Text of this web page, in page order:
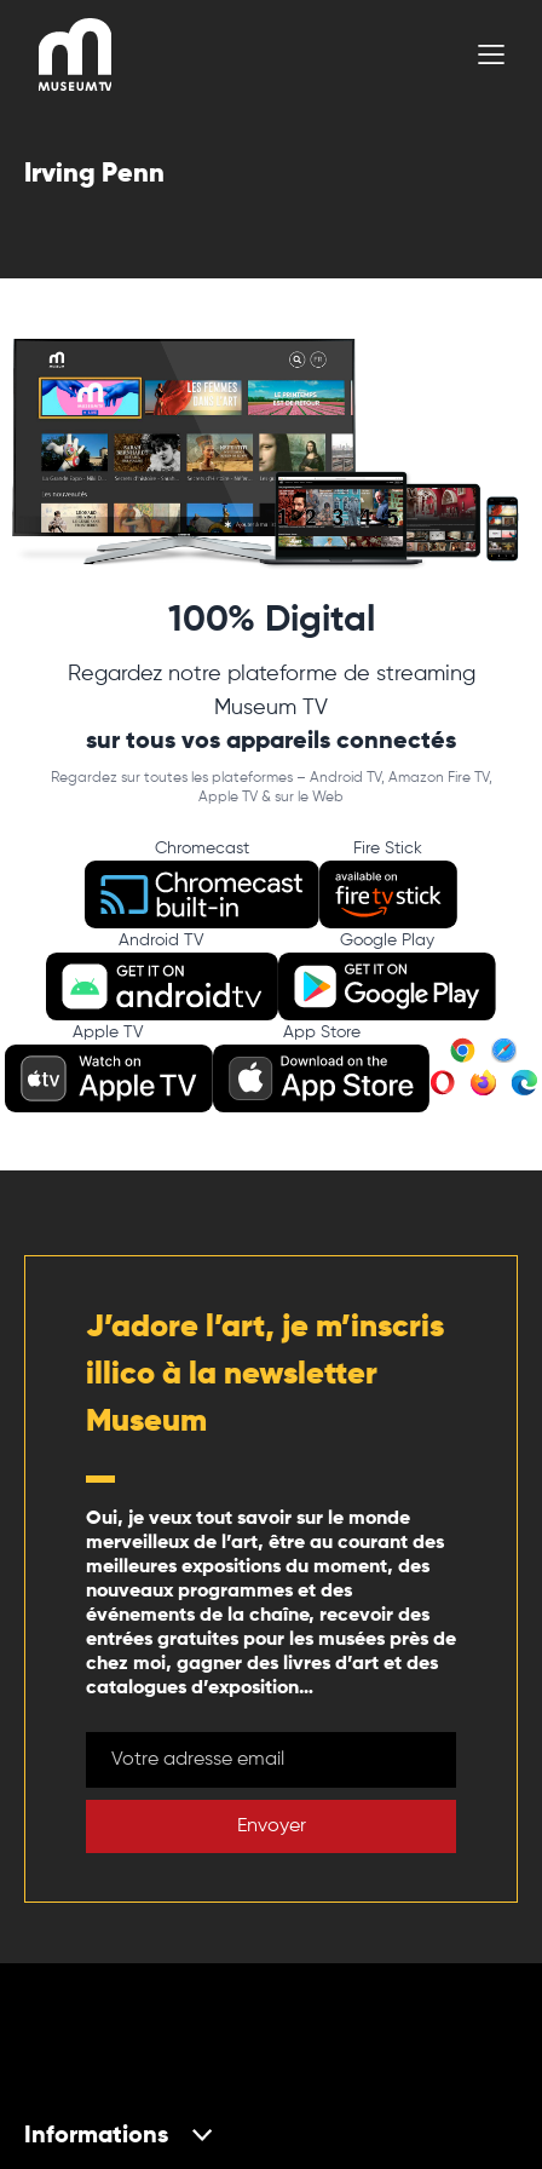
contenu
Irving Penn
100% Digital
Regardez notre plateforme de streaming
Museum TV
sur tous vos appareils connectés
Regardez sur toutes les plateformes – Android TV, Amazon Fire TV,
Apple TV & sur le Web
Chromecast Fire Stick
Android TV Google Play
Apple TV App Store
J’adore l’art, je m’inscris
illico à la newsletter
Museum
Oui, je veux tout savoir sur le monde
merveilleux de l’art, être au courant des
meilleures expositions du moment, des
nouveaux programmes et des
événements de la chaîne, recevoir des
entrées gratuites pour les musées près de
chez moi, gagner des livres d’art et des
catalogues d’exposition…
Envoyer
Informations